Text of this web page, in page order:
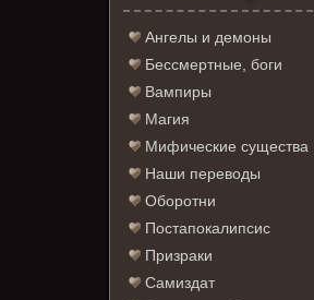
Ангелы и демоны
Бессмертные, боги
Вампиры
Магия
Мифические существа
Наши переводы
Оборотни
Постапокалипсис
Призраки
Самиздат